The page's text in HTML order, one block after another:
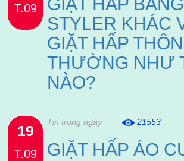
T.09
STYLER KHÁC
GIẶT HẤP
THƯỜNG NHƯ
NÀO?
19
T.09
Tin trong ngày 21553
GIẶT HẤP ÁO